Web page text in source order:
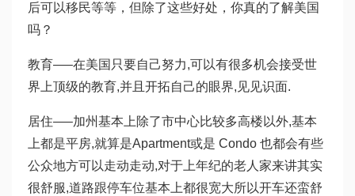
后可以移民等等，但除了这些好处，你真的了解美国
吗？
教育—–在美国只要自己努力,可以有很多机会接受世
界上顶级的教育,并且开拓自己的眼界,见见识面.
居住—–加州基本上除了市中心比较多高楼以外,基本
上都是平房,就算是Apartment或是 Condo 也都会有些
公众地方可以走动走动,对于上年纪的老人家来讲其实
很舒服,道路跟停车位基本上都很宽大所以开车还蛮舒